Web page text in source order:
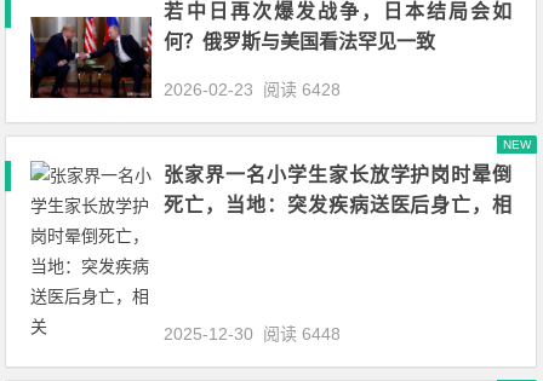
若中日再次爆发战争，日本结局会如
何？俄罗斯与美国看法罕见一致
2026-02-23 阅读 6428
张家界一名小学生家长放学护岗时晕倒
死亡，当地：突发疾病送医后身亡，相
NEW
2025-12-30 阅读 6448